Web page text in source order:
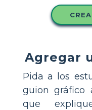
Agregar
Pida a los
guion gráfico
que